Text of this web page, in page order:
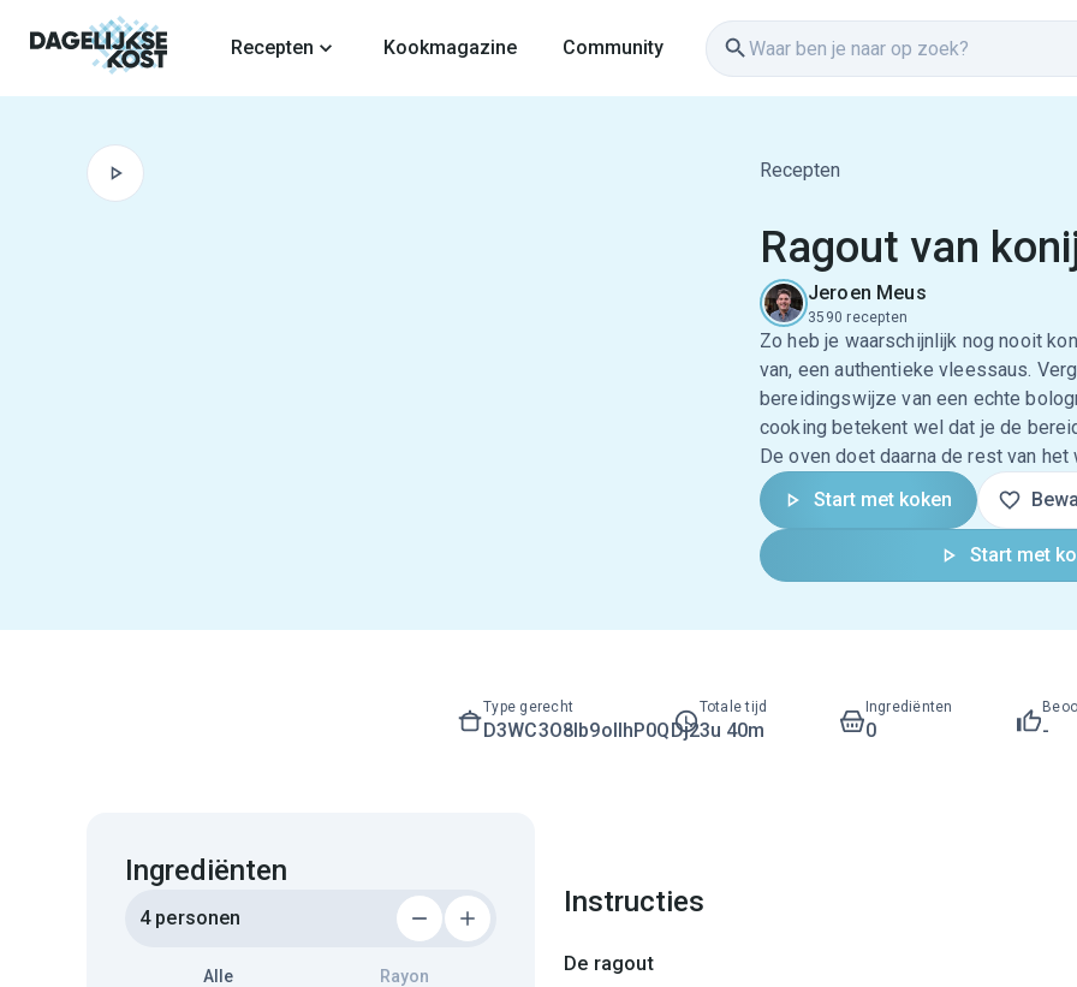
Recepten
Kookmagazine Community
Recepten
Ragout van
Jeroen Meus
3590 recepten
Zo heb je waarschijnlijk nog nooit
van, een authentieke vleessaus.
bereidingswijze van een echte
cooking betekent wel dat je de
De oven doet daarna de rest van het
Start met koken
Start met
Type gerecht
D3WC3O8lb9ollhP0QDj2
Totale tijd
3u 40m
Ingrediënten
0 -
Ingrediënten
4 personen
Alle Rayon
Instructies
De ragout